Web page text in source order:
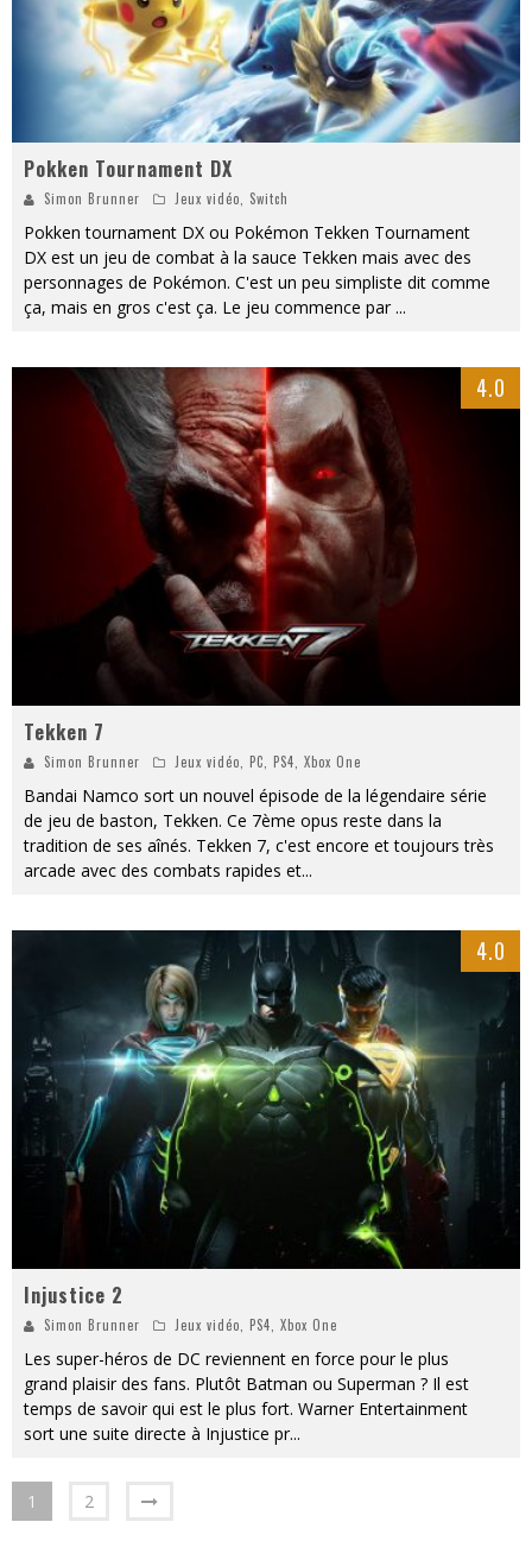
Pokken Tournament DX
Simon Brunner Jeux vidéo Switch
Pokken tournament DX ou Pokémon Tekken Tournament
DX est un jeu de combat à la sauce Tekken mais avec des
personnages de Pokémon. C'est un peu simpliste dit comme
ça, mais en gros c'est ça. Le jeu commence par ...
4.0
Tekken 7
Simon Brunner Jeux vidéo PC PS4 Xbox One
Bandai Namco sort un nouvel épisode de la légendaire série
de jeu de baston, Tekken. Ce 7ème opus reste dans la
tradition de ses aînés. Tekken 7, c'est encore et toujours très
arcade avec des combats rapides et...
4.0
Injustice 2
Simon Brunner Jeux vidéo, PS4, Xbox One
Les super-héros de DC reviennent en force pour le plus
grand plaisir des fans. Plutôt Batman ou Superman ? Il est
temps de savoir qui est le plus fort. Warner Entertainment
sort une suite directe à Injustice pr...
1 2